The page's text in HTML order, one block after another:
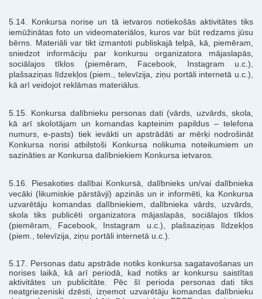
5.14. Konkursa norise un tā ietvaros notiekošās aktivitātes tiks
iemūžinātas foto un videomateriālos, kuros var būt redzams jūsu
bērns. Materiāli var tikt izmantoti publiskajā telpā, kā, piemēram,
sniedzot informāciju par konkursu organizatora mājaslapās,
sociālajos tīklos (piemēram, Facebook, Instagram u.c.),
plašsaziņas līdzekļos (piem., televīzija, ziņu portāli internetā u.c.),
kā arī veidojot reklāmas materiālus.
5.15. Konkursa dalībnieku personas dati (vārds, uzvārds, skola,
kā arī skolotājam un komandas kapteinim papildus – telefona
numurs, e-pasts) tiek ievākti un apstrādāti ar mērķi nodrošināt
Konkursa norisi atbilstoši Konkursa nolikuma noteikumiem un
sazināties ar Konkursa dalībniekiem Konkursa ietvaros.
5.16. Piesakoties dalībai Konkursā, dalībnieks un/vai dalībnieka
vecāki (likumiskie pārstāvji) apzinās un ir informēti, ka Konkursa
uzvarētāju komandas dalībniekiem, dalībnieka vārds, uzvārds,
skola tiks publicēti organizatora mājaslapās, sociālajos tīklos
(piemēram, Facebook, Instagram u.c.), plašsaziņas līdzekļos
(piem., televīzija, ziņu portāli internetā u.c.).
5.17. Personas datu apstrāde notiks konkursa sagatavošanas un
norises laikā, kā arī periodā, kad notiks ar konkursu saistītas
aktivitātes un publicitāte. Pēc šī perioda personas dati tiks
neatgriezeniski dzēsti, izņemot uzvarētāju komandas dalībnieku